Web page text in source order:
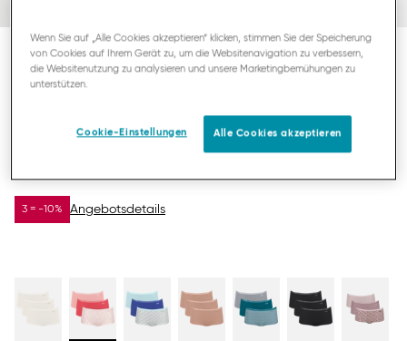
SLOGGI GO CRUSH
3 = -10% Angebotsdetails
Wenn Sie auf „Alle Cookies akzeptieren“ klicken, stimmen Sie der Speicherung
von Cookies auf Ihrem Gerät zu, um die Websitenavigation zu verbessern,
die Websitenutzung zu analysieren und unsere Marketingbemühungen zu
unterstützen.
Cookie-Einstellungen Alle Cookies akzeptieren